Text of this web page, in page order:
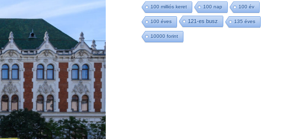
100 milliós keret 100 nap 100 év
100 éves 121-es busz 135 éves
10000 forint